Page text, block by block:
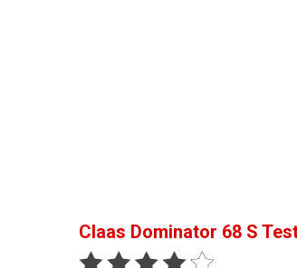
Claas Dominator 68 S